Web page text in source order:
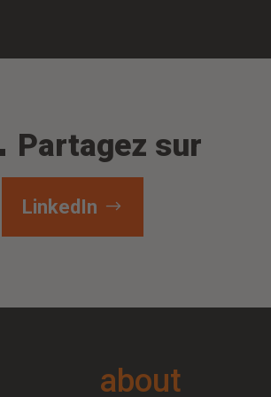
Partagez sur
LinkedIn
about